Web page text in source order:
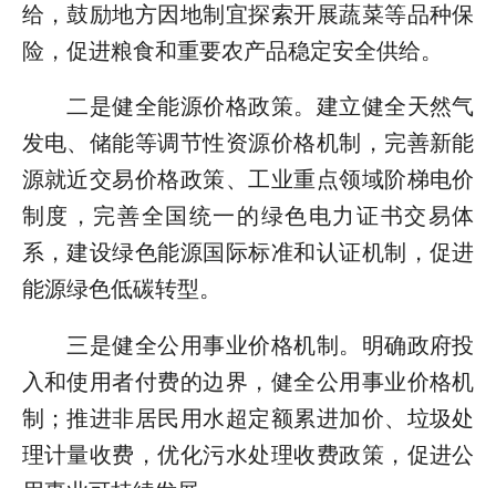
给，鼓励地方因地制宜探索开展蔬菜等品种保
险，促进粮食和重要农产品稳定安全供给。
二是健全能源价格政策。建立健全天然气
发电、储能等调节性资源价格机制，完善新能
源就近交易价格政策、工业重点领域阶梯电价
制度，完善全国统一的绿色电力证书交易体
系，建设绿色能源国际标准和认证机制，促进
能源绿色低碳转型。
三是健全公用事业价格机制。明确政府投
入和使用者付费的边界，健全公用事业价格机
制；推进非居民用水超定额累进加价、垃圾处
理计量收费，优化污水处理收费政策，促进公